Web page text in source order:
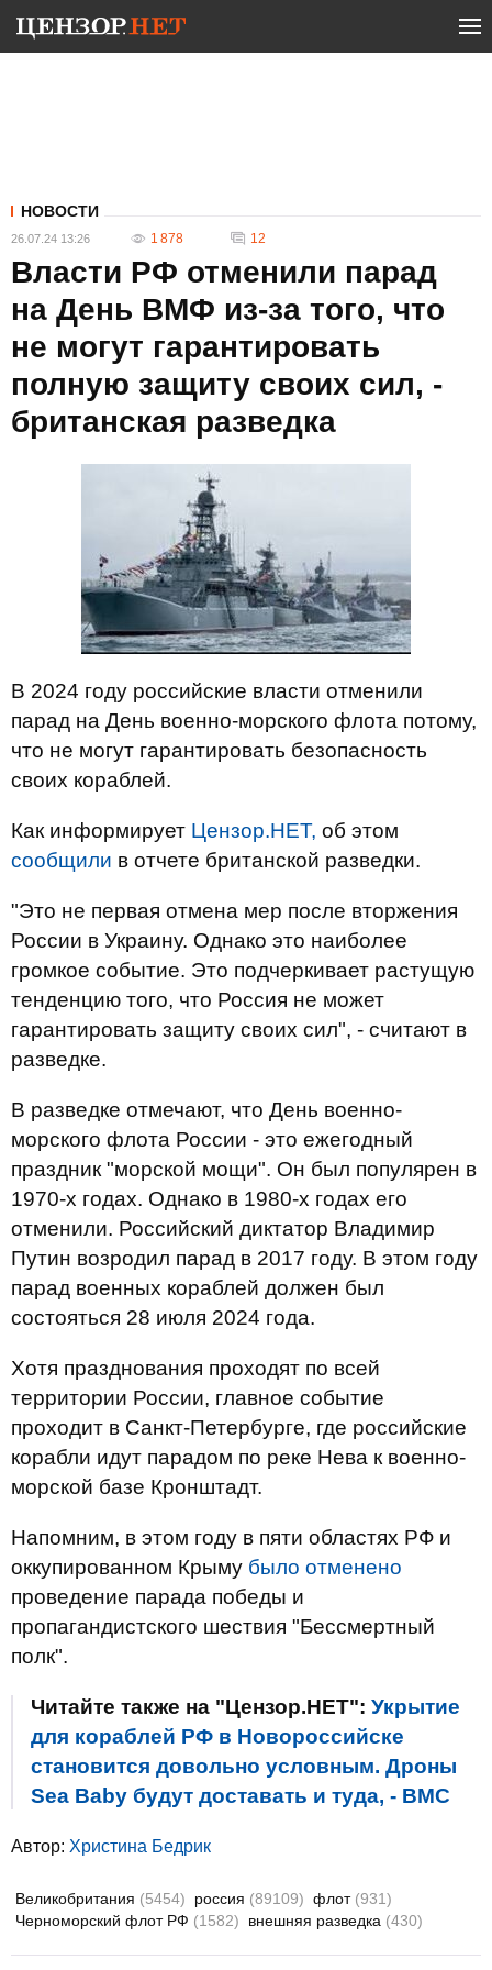
НОВОСТИ
26.07.24 13:26 1 878 12
Власти РФ отменили парад
на День ВМФ из-за того, что
не могут гарантировать
полную защиту своих сил, -
британская разведка
В 2024 году российские власти отменили
парад на День военно-морского флота потому,
что не могут гарантировать безопасность
своих кораблей.
Как информирует Цензор.НЕТ, об этом
сообщили в отчете британской разведки.
"Это не первая отмена мер после вторжения
России в Украину. Однако это наиболее
громкое событие. Это подчеркивает растущую
тенденцию того, что Россия не может
гарантировать защиту своих сил", - считают в
разведке.
В разведке отмечают, что День военно-
морского флота России - это ежегодный
праздник "морской мощи". Он был популярен в
1970-х годах. Однако в 1980-х годах его
отменили. Российский диктатор Владимир
Путин возродил парад в 2017 году. В этом году
парад военных кораблей должен был
состояться 28 июля 2024 года.
Хотя празднования проходят по всей
территории России, главное событие
проходит в Санкт-Петербурге, где российские
корабли идут парадом по реке Нева к военно-
морской базе Кронштадт.
Напомним, в этом году в пяти областях РФ и
оккупированном Крыму было отменено
проведение парада победы и
пропагандистского шествия "Бессмертный
полк".
Читайте также на "Цензор.НЕТ": Укрытие
для кораблей РФ в Новороссийске
становится довольно условным. Дроны
Sea Baby будут доставать и туда, - ВМС
Автор: Христина Бедрик
Великобритания (5454) россия (89109) флот (931)
Черноморский флот РФ (1582) внешняя разведка (430)